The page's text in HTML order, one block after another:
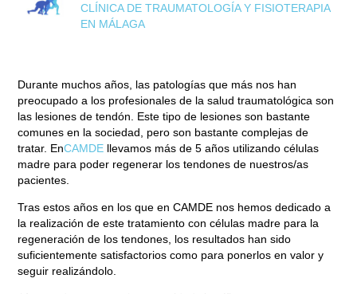
CLÍNICA DE TRAUMATOLOGÍA Y FISIOTERAPIA
EN MÁLAGA
Durante muchos años, las patologías que más nos han
preocupado a los profesionales de la salud traumatológica son
las lesiones de tendón . Este tipo de lesiones son bastante
comunes en la sociedad, pero son bastante complejas de
tratar. EnCAMDE llevamos más de 5 años utilizando células
madre para poder regenerar los tendones de nuestros/as
pacientes.
Tras estos años en los que en CAMDE nos hemos dedicado a
la realización de este tratamiento con células madre para la
regeneración de los tendones, los resultados han sido
suficientemente satisfactorios como para ponerlos en valor y
seguir realizándolo.